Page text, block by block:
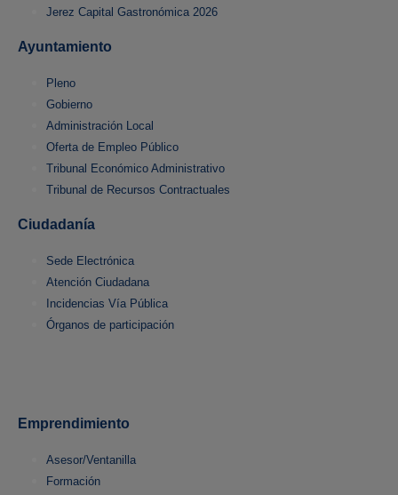
Jerez Capital Gastronómica 2026
Ayuntamiento
Pleno
Gobierno
Administración Local
Oferta de Empleo Público
Tribunal Económico Administrativo
Tribunal de Recursos Contractuales
Ciudadanía
Sede Electrónica
Atención Ciudadana
Incidencias Vía Pública
Órganos de participación
Emprendimiento
Asesor/Ventanilla
Formación